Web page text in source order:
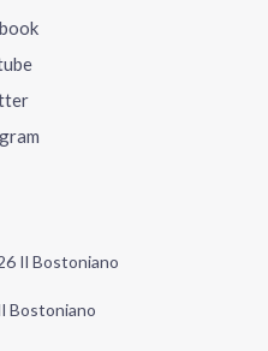
Il Bostoniano
Bostoniano